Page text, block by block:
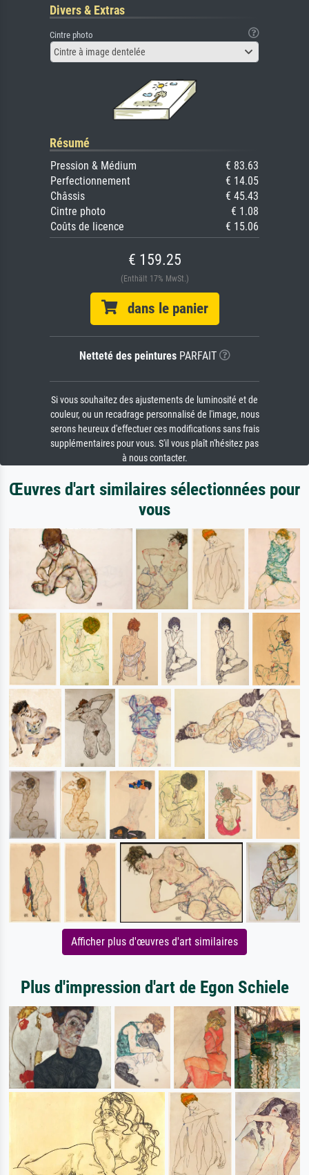
Divers & Extras
Cintre photo
Cintre à image dentelée
Résumé
Pression & Médium
€ 83.63
Perfectionnement
€ 14.05
Châssis
€ 45.43
Cintre photo
€ 1.08
Coûts de licence
€ 15.06
€ 159.25
(Enthält 17% MwSt.)
dans le panier
Netteté des peinturesPARFAIT
Si vous souhaitez des ajustements de luminosité et de
couleur, ou un recadrage personnalisé de l'image, nous
serons heureux d'effectuer ces modifications sans frais
supplémentaires pour vous. S'il vous plaît n'hésitez pas
à nous contacter.
Œuvres d'art similaires sélectionnées pour
vous
Afficher plus d'œuvres d'art similaires
Plus d'impression d'art de Egon Schiele